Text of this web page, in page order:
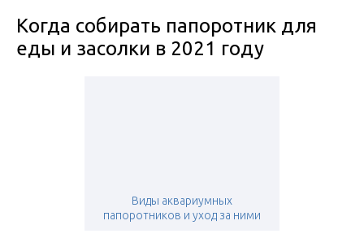
Когда собирать папоротник для
еды и засолки в 2021 году
Виды аквариумных
папоротников и уход за ними